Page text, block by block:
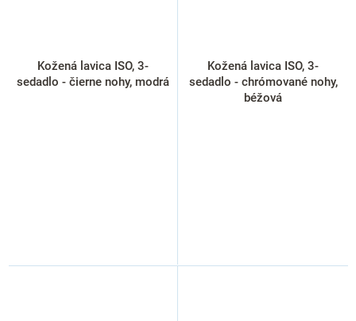
Kožená lavica ISO, 3-
sedadlo - čierne nohy, modrá
Kožená lavica ISO, 3-
sedadlo - chrómované nohy,
béžová